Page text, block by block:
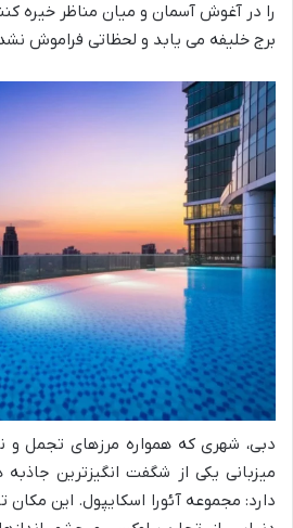
را در آغوش آسمان و میان مناظر خیره
برج خلیفه می یابد و لحظاتی فراموش
دبی، شهری که همواره مرزهای تجمل و
میزبانی یکی از شگفت انگیزترین
دارد: مجموعه آئورا اسکایپول. این